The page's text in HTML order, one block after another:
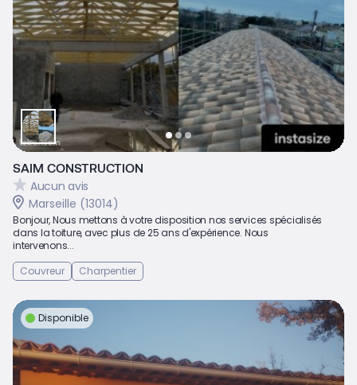
SAIM CONSTRUCTION
Aucun avis
Marseille (13014)
Bonjour, Nous mettons à votre disposition nos services spécialisés
dans la toiture, avec plus de 25 ans d'expérience. Nous
intervenons...
Couvreur
Charpentier
Disponible